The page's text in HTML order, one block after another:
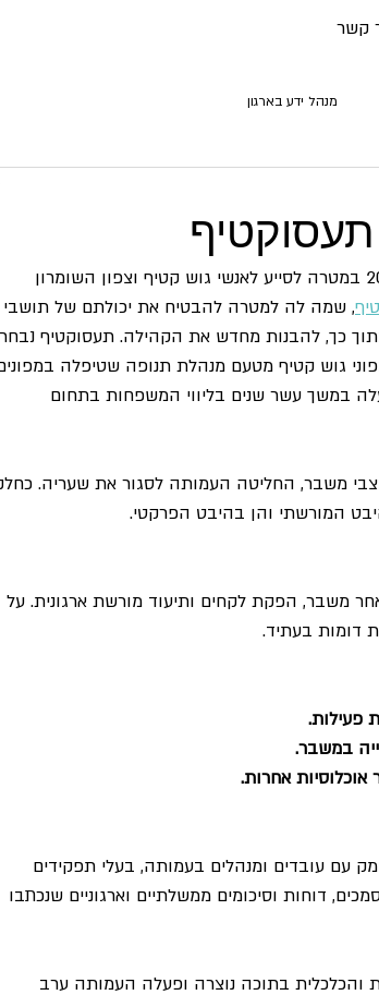
קשר
מנהל ידע בארגון
תעסוקטיף
עמותה מיסודו של הרב יוסף צבי רימון, נוסדה בשנת 2005 במטרה לסייע לאנשי גוש קטיף וצפון השומרון
, שמה לה למטרה להבטיח את יכולתם של תושבי
כך, להבנות מחדש את הקהילה. תעסוקטיף
גוש קטיף מטעם מנהלת תנופה שטיפלה
במשך עשר שנים בליווי המשפחות בתחום
משבר, החליטה העמותה לסגור את שעריה.
המורשתי והן בהיבט הפרקטי.
משבר, הפקת לקחים ותיעוד מורשת ארגונית. על
דומות בעתיד.
פעילות.
במשבר.
אחרות.
עם עובדים ומנהלים בעמותה, בעלי תפקידים
דוחות וסיכומים ממשלתיים וארגוניים שנכתבו
והכלכלית בתוכה נוצרה ופעלה העמותה ערב